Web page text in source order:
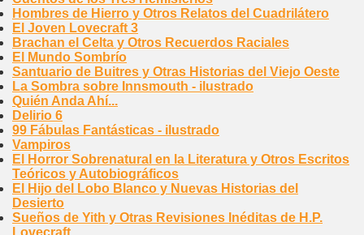
Hombres de Hierro y Otros Relatos del Cuadrilátero
El Joven Lovecraft 3
Brachan el Celta y Otros Recuerdos Raciales
El Mundo Sombrío
Santuario de Buitres y Otras Historias del Viejo Oeste
La Sombra sobre Innsmouth - ilustrado
Quién Anda Ahí...
Delirio 6
99 Fábulas Fantásticas - ilustrado
Vampiros
El Horror Sobrenatural en la Literatura y Otros Escritos
Teóricos y Autobiográficos
El Hijo del Lobo Blanco y Nuevas Historias del
Desierto
Sueños de Yith y Otras Revisiones Inéditas de H.P.
Lovecraft